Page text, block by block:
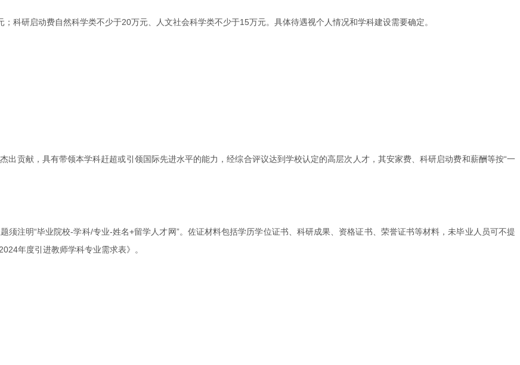
科研启动费自然科学类不少于20万元、人文社会科学类不少于15万元。具体待遇视个人情况和学科建设需要确定。
出贡献，具有带领本学科赶超或引领国际先进水平的能力，经综合评议达到学校认定的高层次人才，其安家费、科研启动费和薪酬等按“一
注明“毕业院校-学科/专业-姓名+留学人才网”。佐证材料包括学历学位证书、科研成果、资格证书、荣誉证书等材料，未毕业人员可不提
年度引进教师学科专业需求表》。